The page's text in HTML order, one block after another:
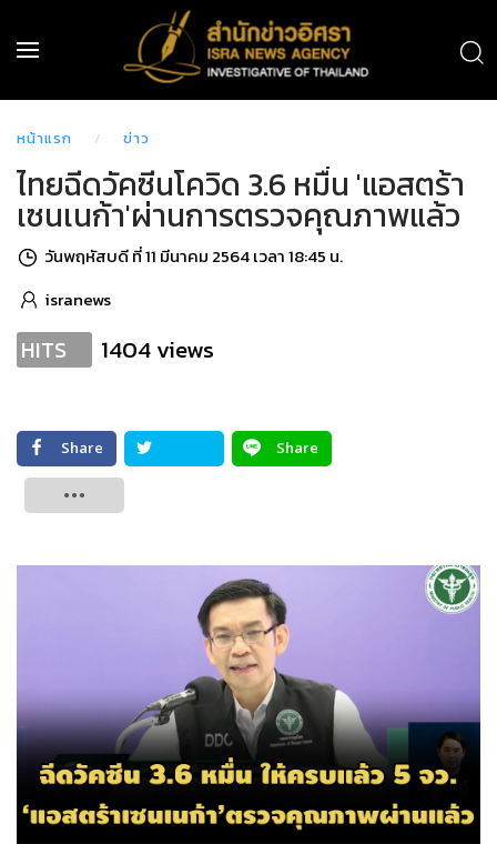
หน้าแรก ข่าว
ไทยฉีดวัคซีนโควิด 3.6 หมื่น 'แอสตร้า
เซนเนก้า'ผ่านการตรวจคุณภาพแล้ว
วันพฤหัสบดี ที่ 11 มีนาคม 2564 เวลา 18:45 น.
isranews
HITS 1404 views
Share
Share